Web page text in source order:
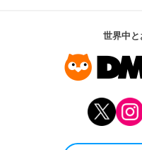
世界中と